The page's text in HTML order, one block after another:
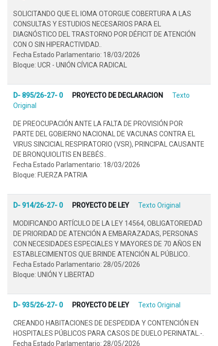
SOLICITANDO QUE EL IOMA OTORGUE COBERTURA A LAS
CONSULTAS Y ESTUDIOS NECESARIOS PARA EL
DIAGNÓSTICO DEL TRASTORNO POR DÉFICIT DE ATENCIÓN
CON O SIN HIPERACTIVIDAD..
Fecha Estado Parlamentario: 18/03/2026
Bloque: UCR - UNIÓN CÍVICA RADICAL
D- 895/26-27- 0 PROYECTO DE DECLARACION
Texto
Original
DE PREOCUPACIÓN ANTE LA FALTA DE PROVISIÓN POR
PARTE DEL GOBIERNO NACIONAL DE VACUNAS CONTRA EL
VIRUS SINCICIAL RESPIRATORIO (VSR), PRINCIPAL CAUSANTE
DE BRONQUIOLITIS EN BEBÉS..
Fecha Estado Parlamentario: 18/03/2026
Bloque: FUERZA PATRIA
D- 914/26-27- 0 PROYECTO DE LEY Texto Original
MODIFICANDO ARTÍCULO DE LA LEY 14564, OBLIGATORIEDAD
DE PRIORIDAD DE ATENCIÓN A EMBARAZADAS, PERSONAS
CON NECESIDADES ESPECIALES Y MAYORES DE 70 AÑOS EN
ESTABLECIMIENTOS QUE BRINDE ATENCIÓN AL PÚBLICO..
Fecha Estado Parlamentario: 28/05/2026
Bloque: UNIÓN Y LIBERTAD
D- 935/26-27- 0 PROYECTO DE LEY Texto Original
CREANDO HABITACIONES DE DESPEDIDA Y CONTENCIÓN EN
HOSPITALES PÚBLICOS PARA CASOS DE DUELO PERINATAL.-.
Fecha Estado Parlamentario: 28/05/2026